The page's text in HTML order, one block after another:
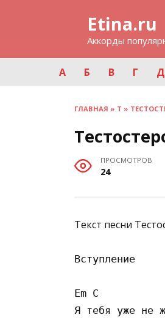
Etina.ru
Аккорды
А Б В Г Д
ГЛАВНАЯ » Т »
ПРОСМОТРОВ
24
Текст песни
Вступление
Em C
Я тебя уже не